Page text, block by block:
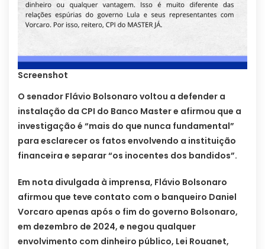
Screenshot
O senador Flávio Bolsonaro voltou a defender a
instalação da CPI do Banco Master e afirmou que a
investigação é “mais do que nunca fundamental”
para esclarecer os fatos envolvendo a instituição
financeira e separar “os inocentes dos bandidos”.
Em nota divulgada à imprensa, Flávio Bolsonaro
afirmou que teve contato com o banqueiro Daniel
Vorcaro apenas após o fim do governo Bolsonaro,
em dezembro de 2024, e negou qualquer
envolvimento com dinheiro público, Lei Rouanet,